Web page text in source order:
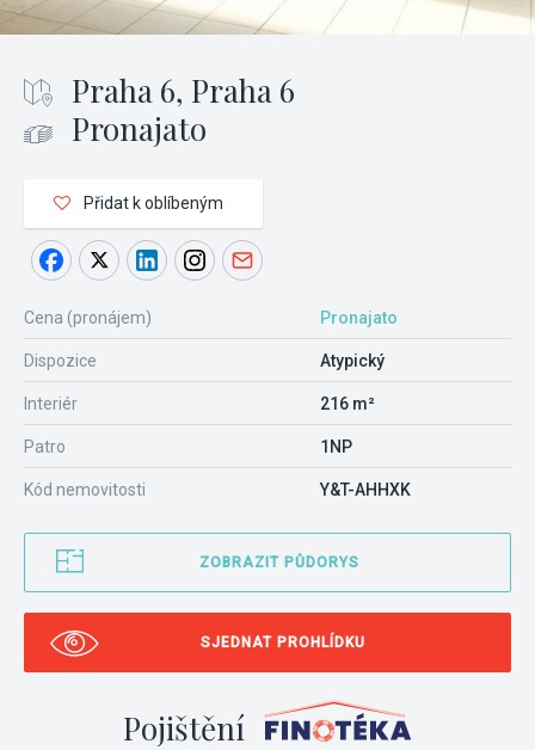
Praha 6, Praha 6
Pronajato
Přidat k oblíbeným
Cena (pronájem) Pronajato
Dispozice Atypický
Interiér 216 m²
Patro 1NP
Kód nemovitosti Y&T-AHHXK
ZOBRAZIT PŮDORYS
SJEDNAT PROHLÍDKU
Pojištění